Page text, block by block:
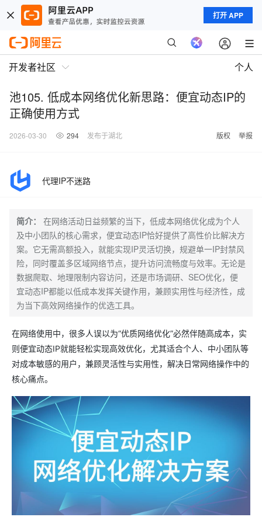
打开 APP
开发者社区 个人
池105. 低成本网络优化新思路：便宜动态IP的
正确使用方式
2026-03-30 294 发布于湖北 版权 举报
代理IP不迷路
简介：
在网络活动日益频繁的当下，低成本网络优化成为个人
及中小团队的核心需求，便宜动态IP恰好提供了高性价比解决方
案。它无需高额投入，就能实现IP灵活切换，规避单一IP封禁风
险，同时覆盖多区域网络节点，提升访问流畅度与效率。无论是
数据爬取、地理限制内容访问，还是市场调研、SEO优化，便
宜动态IP都能以低成本发挥关键作用，兼顾实用性与经济性，成
为当下高效网络操作的优选工具。
在网络使用中，很多人误以为“优质网络优化”必然伴随高成本，实
则便宜动态IP就能轻松实现高效优化，尤其适合个人、中小团队等
对成本敏感的用户，兼顾灵活性与实用性，解决日常网络操作中的
核心痛点。